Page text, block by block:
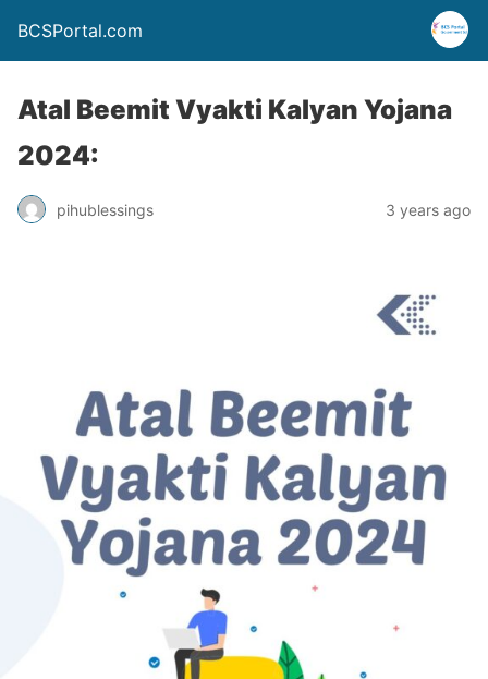
BCSPortal.com
Atal Beemit Vyakti Kalyan Yojana
2024:
pihublessings 3 years ago